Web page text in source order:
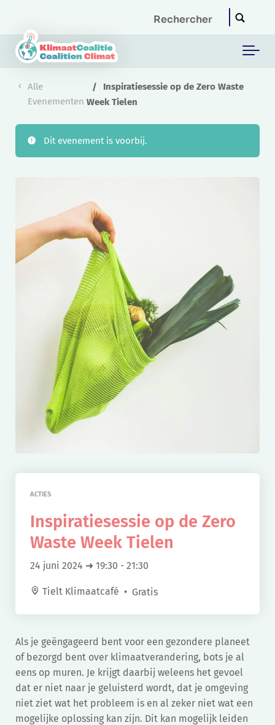
Alle
Evenementen
Inspiratiesessie op de Zero Waste
Week Tielen
Dit evenement is voorbij.
ACTIES
Inspiratiesessie op de Zero
Waste Week Tielen
24 juni 2024 ➜ 19:30 - 21:30
Tielt Klimaatcafé Gratis
Als je geëngageerd bent voor een gezondere planeet
of bezorgd bent over klimaatverandering, bots je al
eens op muren. Je krijgt daarbij weleens het gevoel
dat er niet naar je geluisterd wordt, dat je omgeving
niet ziet wat het probleem is en al zeker niet wat een
mogelijke oplossing kan zijn. Dit kan mogelijk leiden